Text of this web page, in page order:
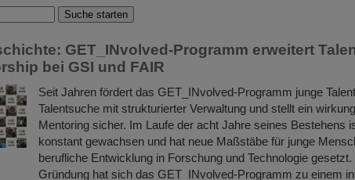
GET_INvolved-Programm erweitert
bei GSI und FAIR
Seit Jahren fördert das GET_INvolved-Programm junge
Talentsuche mit strukturierter Verwaltung und stellt ein
Mentoring sicher. Im Laufe der acht Jahre seines Bestehens
konstant gewachsen und hat neue Maßstäbe für junge
berufliche Entwicklung in Forschung und Technologie
Gründung hat sich das GET_INvolved-Programm zu einem